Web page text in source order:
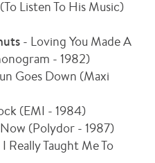
Listen To His Music)
- Loving You Made A
- 1982)
Goes Down (Maxi
(EMI - 1984)
(Polydor - 1987)
Really Taught Me To